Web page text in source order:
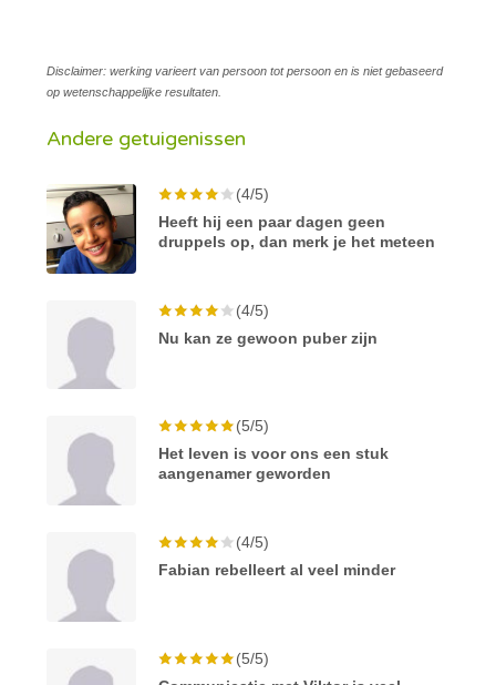
Disclaimer: werking varieert van persoon tot persoon en is niet gebaseerd
op wetenschappelijke resultaten.
Andere getuigenissen
(4/5)
Heeft hij een paar dagen geen
druppels op, dan merk je het meteen
(4/5)
Nu kan ze gewoon puber zijn
(5/5)
Het leven is voor ons een stuk
aangenamer geworden
(4/5)
Fabian rebelleert al veel minder
(5/5)